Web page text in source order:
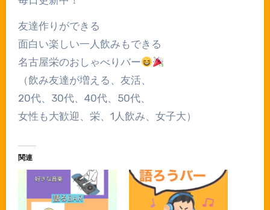
友達作りができる
面白い楽しい一人飲みもできる
名古屋栄のおしゃべりバー
（飲み友達が増える、友活、
20代、30代、40代、50代、
女性も大歓迎、栄、1人飲み、女子大）
関連